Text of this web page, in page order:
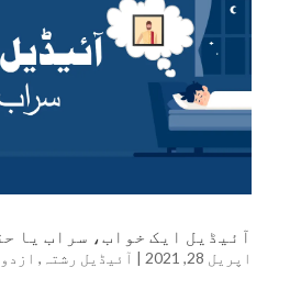
آئیڈیل ایک خواب، سراب یا
اپریل 28, 2021 | آئیڈیل رشتہ ,